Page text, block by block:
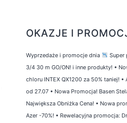
OKAZJE I
Wyprzedaże i promocje dnia
Super
3/4 30 m GO/ON! i inne produkty! •
chloru INTEX QX1200 za 50% taniej! •
od 27.07 • Nowa Promocja! Basen
Największa Obniżka Cena! • Nowa
Azer -70%! • Rewelacyjna promocja: